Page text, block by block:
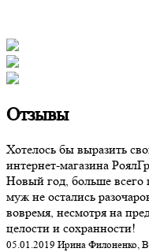
Отзывы
Хотелось бы выразить
интернет-магазина
Новый год, больше всего
муж не остались
вовремя, несмотря на
целости и сохранности!
05.01.2019 Ирина Филоненко,